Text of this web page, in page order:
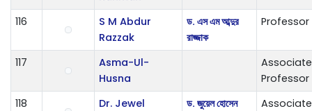
116
S M Abdur
Razzak
ড. এস এম আব্দুর
রাজ্জাক
Professor
117
Asma-Ul-
Husna
Associate
Professor
118
Dr. Jewel
ড. জুয়েল হোসেন
Associate